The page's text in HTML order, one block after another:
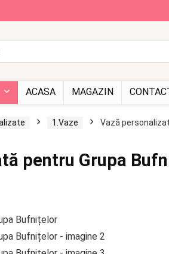
ACASA MAGAZIN
1.Vaze Vază
pentru Grupa